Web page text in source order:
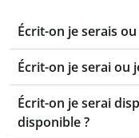
Écrit-on je serais ou
Écrit-on je serai ou
Écrit-on je serai
disponible ?